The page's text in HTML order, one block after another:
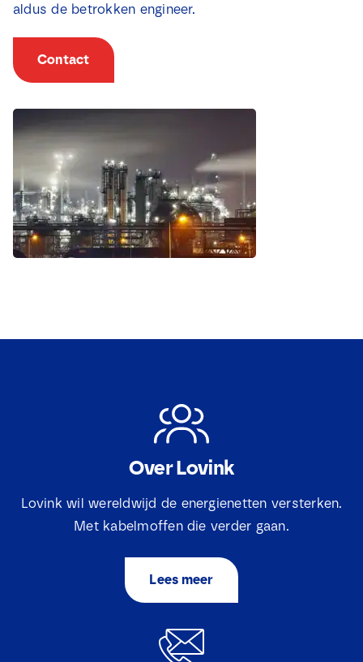
aldus de betrokken engineer.
Contact
Over Lovink
Lovink wil wereldwijd de energienetten versterken.
Met kabelmoffen die verder gaan.
Lees meer